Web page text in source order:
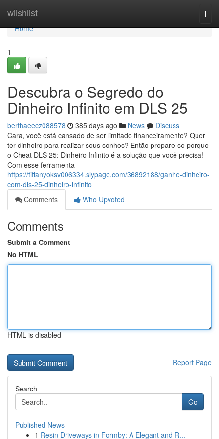
wiishlist
Home
Home
1
Descubra o Segredo do
Dinheiro Infinito em DLS 25
berthaeecz088578 385 days ago News
Discuss
Cara, você está cansado de ser limitado financeiramente? Quer
ter dinheiro para realizar seus sonhos? Então prepare-se porque
o Cheat DLS 25: Dinheiro Infinito é a solução que você precisa!
Com esse ferramenta
https://tiffanyoksv006334.slypage.com/36892188/ganhe-dinheiro-
com-dls-25-dinheiro-infinito
Comments
Who Upvoted
Comments
Submit a Comment
No HTML
HTML is disabled
Report Page
Search
Go
Published News
1 Resin Driveways in Formby: A Elegant and R...